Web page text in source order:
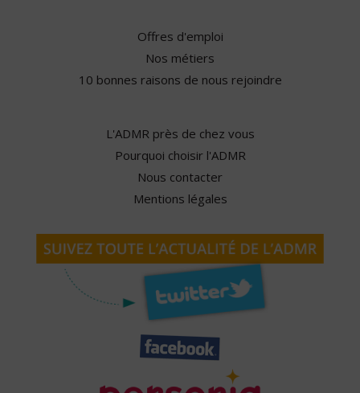
Offres d'emploi
Nos métiers
10 bonnes raisons de nous rejoindre
L'ADMR près de chez vous
Pourquoi choisir l'ADMR
Nous contacter
Mentions légales